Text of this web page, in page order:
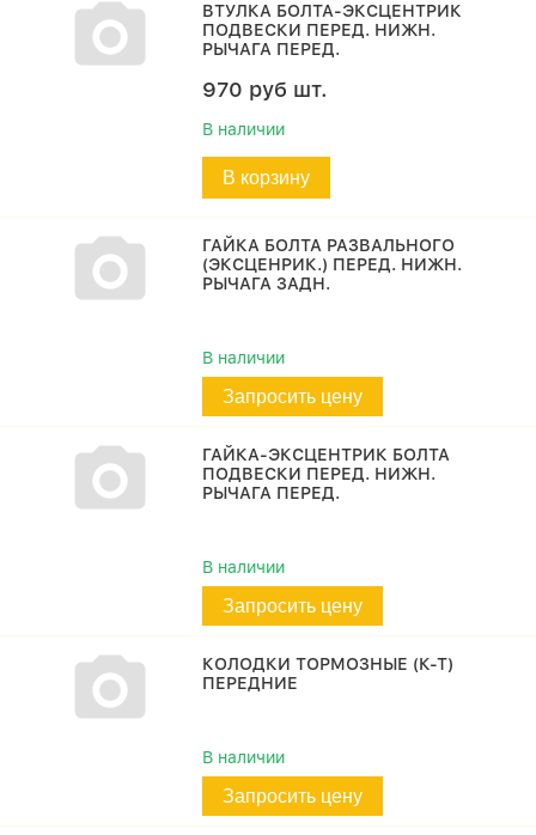
ВТУЛКА БОЛТА-ЭКСЦЕНТРИК
ПОДВЕСКИ ПЕРЕД. НИЖН.
РЫЧАГА ПЕРЕД.
970 руб шт.
В наличии
В корзину
ГАЙКА БОЛТА РАЗВАЛЬНОГО
(ЭКСЦЕНРИК.) ПЕРЕД. НИЖН.
РЫЧАГА ЗАДН.
В наличии
Запросить цену
ГАЙКА-ЭКСЦЕНТРИК БОЛТА
ПОДВЕСКИ ПЕРЕД. НИЖН.
РЫЧАГА ПЕРЕД.
В наличии
Запросить цену
КОЛОДКИ ТОРМОЗНЫЕ (К-Т)
ПЕРЕДНИЕ
В наличии
Запросить цену